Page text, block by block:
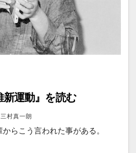
新運動』を読む
三村真一朗
らこう言われた事がある。